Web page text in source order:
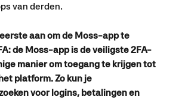
van derden.
aan om de Moss-app te
de Moss-app is de veiligste 2FA-
manier om toegang te krijgen tot
platform. Zo kun je
voor logins, betalingen en